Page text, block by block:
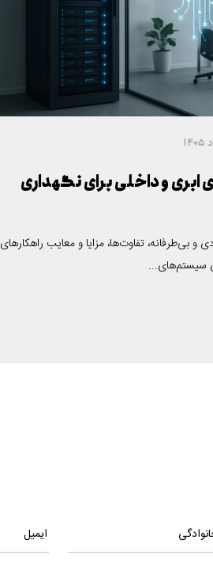
ابری و داخلی برای نگهداری
و بی‌طرفانه، تفاوت‌ها، مزایا و معایب راهکارهای
سیستم‌های...